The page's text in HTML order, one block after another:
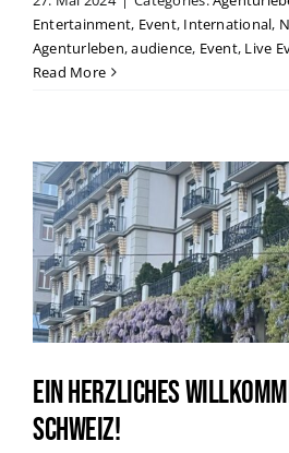
Entertainment, Event, International,
Agenturleben,audience, Event, Live
Read More
Ein herzliches
Schweiz!